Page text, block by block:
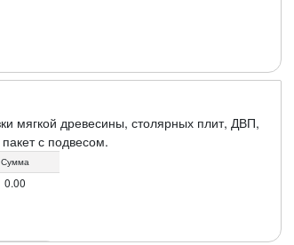
мягкой древесины, столярных плит, ДВП,
с подвесом.
Сумма
0.00